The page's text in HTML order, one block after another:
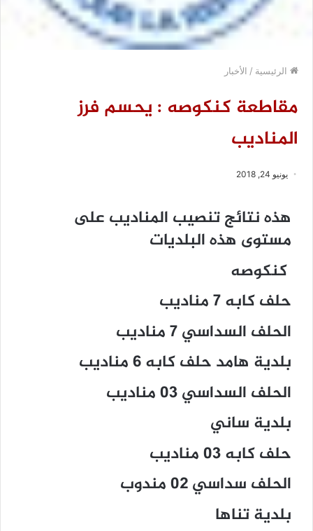
الرئيسية / الأخبار
مقاطعة كنكوصه : يحسم فرز
المناديب
يونيو 24, 2018
هذه نتائج تنصيب المناديب على
مستوى هذه البلديات
كنكوصه
حلف كابه 7 مناديب
الحلف السداسي 7 مناديب
بلدية هامد حلف كابه 6 مناديب
الحلف السداسي 03 مناديب
بلدية ساني
حلف كابه 03 مناديب
الحلف سداسي 02 مندوب
بلدية تناها